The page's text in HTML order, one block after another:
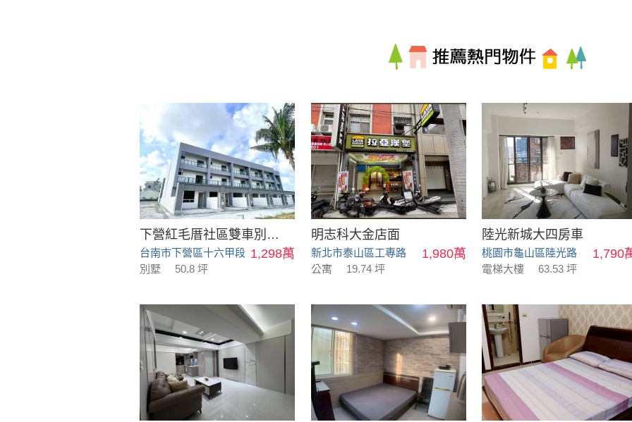
下營紅毛厝社區雙車別墅_B5
台南市下營區十六甲段 1,298萬
別墅 50.8 坪
明志科大金店面
新北市泰山區工專路 1,980萬
公寓 19.74 坪
陸光新城大四房車
桃園市龜山區陸光路 1,790
電梯大樓 63.53 坪